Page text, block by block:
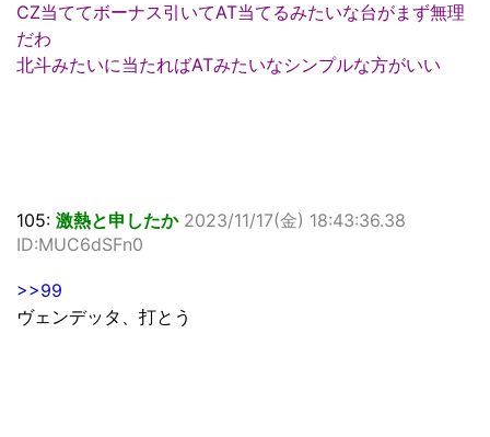
CZ当ててボーナス引いてAT当てるみたいな台がまず無理
だわ
北斗みたいに当たればATみたいなシンプルな方がいい
105: 激熱と申したか 2023/11/17(金) 18:43:36.38
ID:MUC6dSFn0
>>99
ヴェンデッタ、打とう